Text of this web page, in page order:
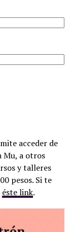
acceder de
Mu, a otros
y talleres
pesos. Si te
éste link.